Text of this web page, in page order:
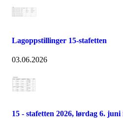
Lagoppstillinger 15-stafetten
03.06.2026
15 - stafetten 2026, lørdag 6.